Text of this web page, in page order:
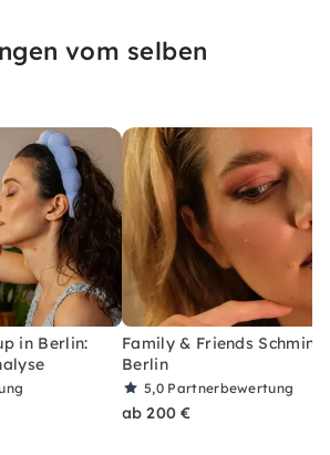
für einen frischen,
Look in nur 15 Minuten.
vom selben
in Berlin:
Family & Friends
Berlin
5,0 Partnerbewertung
ab 200 €